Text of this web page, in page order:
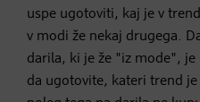
uspe ugotoviti, kaj je v
v modi že nekaj drugega.
darila, ki je že "iz mode",
da ugotovite, kateri trend